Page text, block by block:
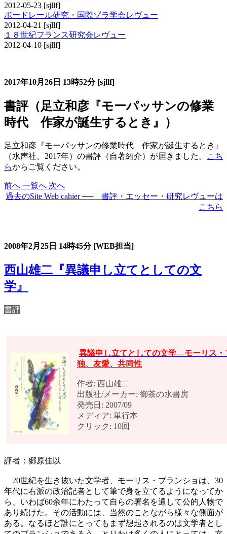
2012-05-23 [sjllf]
ボードレール研究・国際ゾラ学会レヴュー
2012-04-21 [sjllf]
１８世紀フランス研究会レヴュー
2012-04-10 [sjllf]
2017年10月26日 13時52分 [sjllf]
書評（足立和彦『モーパッサンの修業
時代 作家が誕生するとき』）
足立和彦『モーパッサンの修業時代 作家が誕生するとき』
（水声社、2017年）の書評（自著紹介）が届きました。
こち
らからご覧ください。
前へ 一覧へ 次へ
過去のSite Web cahier ── 書評・エッセー・研究レヴューは
こちら
2008年2月25日 14時45分 [WEB担当]
西山雄二『異議申し立てとしての文
学』
書評
異議申し立てとしての文学―モーリス・
独、友愛、共同性
作者: 西山雄二
出版社/メーカー: 御茶の水書房
発売日: 2007/09
メディア: 単行本
クリック: 10回
評者：郷原佳以
20世紀を生き抜いた文学者、モーリス・ブランショは、30
年代に右派の政治記者として筆で身を立てるようになってか
ら、いわば60余年にわたって自らの署名を通して公的人物で
あり続けた。その活動には、当然のことながら様々な側面が
ある。なるほど誰にとってもまず想起されるのは文学者とし